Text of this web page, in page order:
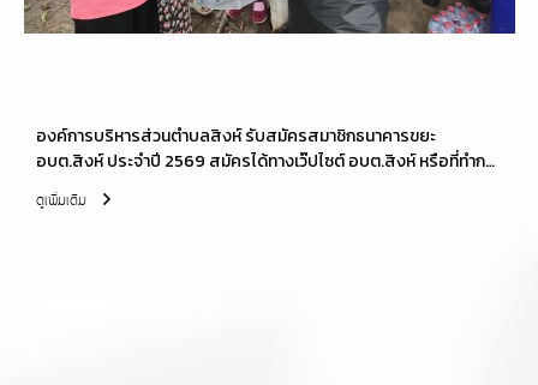
องค์การบริหารส่วนตำบลสิงห์ รับสมัครสมาชิกธนาคารขยะ
อบต.สิงห์ ประจำปี 2569 สมัครได้ทางเว๊ปไซต์ อบต.สิงห์ หรือที่ทำการ
องค์การบริหารส่วนตำบลสิงห์ ในวันเวลาราชการ 08.30-16.30 น.
ดูเพิ่มเติม